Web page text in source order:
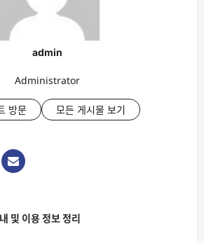
admin
Administrator
방문 모든 게시물 보기
및 이용 정보 정리